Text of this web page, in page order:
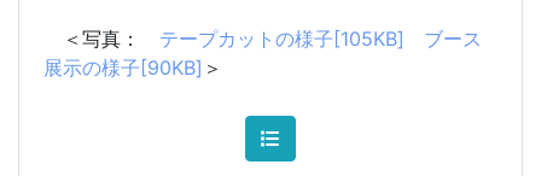
＜写真： テープカットの様子[105KB]
ブース
展示の様子[90KB] ＞